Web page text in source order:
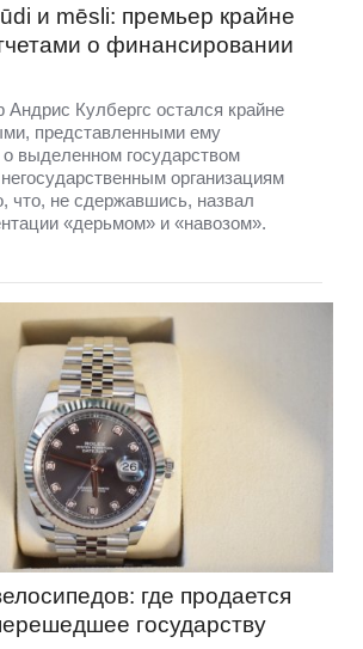
и mēsli: премьер крайне
о финансировании
Кулбергс остался крайне
представленными ему
выделенном государством
организациям
что, не сдержавшись, назвал
«дерьмом» и «навозом».
где продается
государству